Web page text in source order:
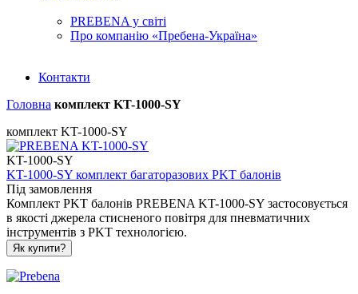
PREBENA у світі
Про компанію «Пребена-Україна»
Контакти
Головна комплект KT-1000-SY
комплект KT-1000-SY
KT-1000-SY
KT-1000-SY комплект багаторазових PKT балонів
Під замовлення
Комплект PKT балонів PREBENA KT-1000-SY застосовується
в якості джерела стисненого повітря для пневматичних
інструментів з PKT технологією.
Як купити?